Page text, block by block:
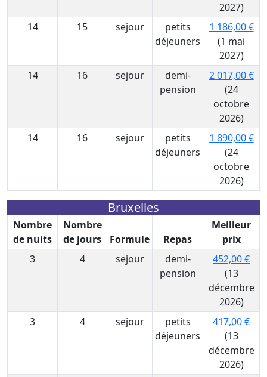
2027)
14
15 sejour
petits
déjeuners
1 186,00 €
(1 mai
2027)
14
16 sejour
demi-
pension
2 017,00 €
(24
octobre
2026)
14
16 sejour
petits
déjeuners
1 890,00 €
(24
octobre
2026)
Bruxelles
Nombre
de nuits
Nombre
de jours
Formule Repas
Meilleur
prix
3
4 sejour
demi-
pension
452,00 €
(13
décembre
2026)
3
4 sejour
petits
déjeuners
417,00 €
(13
décembre
2026)